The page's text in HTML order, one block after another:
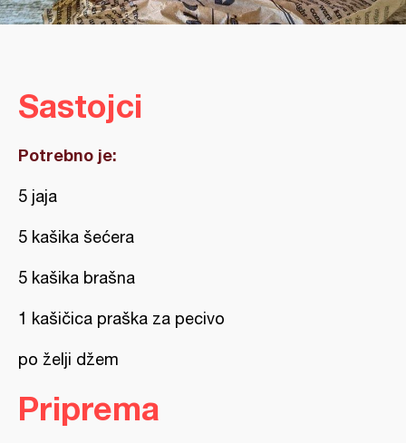
Sastojci
Potrebno je:
5 jaja
5 kašika šećera
5 kašika brašna
1 kašičica praška za pecivo
po želji džem
Priprema